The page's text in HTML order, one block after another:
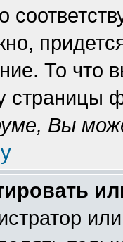
То что
страницы
Вы